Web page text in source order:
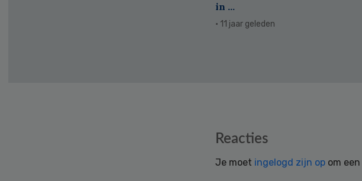
in ...
· 11 jaar geleden
Reacties
Je moet ingelogd zijn op om